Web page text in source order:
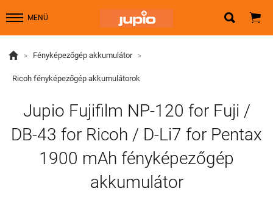
MENÜ  
 » Fényképezőgép akkumulátor »
Ricoh fényképezőgép akkumulátorok
Jupio Fujifilm NP-120 for Fuji /
DB-43 for Ricoh / D-Li7 for Pentax
1900 mAh fényképezőgép
akkumulátor